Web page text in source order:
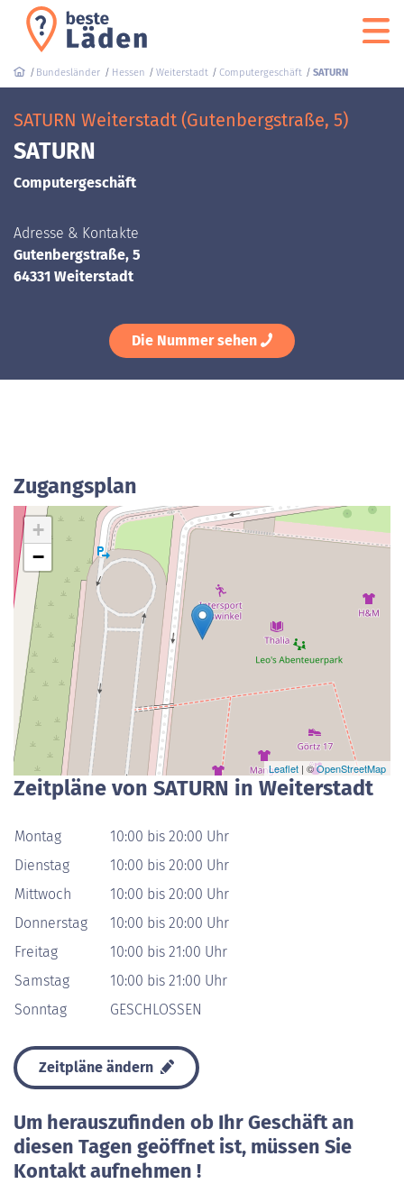
Bundesländer Hessen Weiterstadt Computergeschäft SATURN
SATURN Weiterstadt (Gutenbergstraße, 5)
SATURN
Computergeschäft
Adresse & Kontakte
Gutenbergstraße, 5
64331 Weiterstadt
Die Nummer sehen
Zugangsplan
+
−
Leaflet | ©OpenStreetMap
Zeitpläne von SATURN in Weiterstadt
Montag
10:00 bis 20:00 Uhr
Dienstag
10:00 bis 20:00 Uhr
Mittwoch
10:00 bis 20:00 Uhr
Donnerstag
10:00 bis 20:00 Uhr
Freitag
10:00 bis 21:00 Uhr
Samstag
10:00 bis 21:00 Uhr
Sonntag
GESCHLOSSEN
Zeitpläne ändern
Um herauszufinden ob Ihr Geschäft an
diesen Tagen geöffnet ist, müssen Sie
Kontakt aufnehmen !